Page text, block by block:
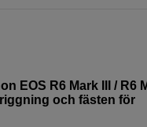
EOS R6 Mark III / R6
och fästen för